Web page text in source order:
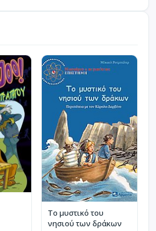
Το μυστικό του
νησιού των δράκων